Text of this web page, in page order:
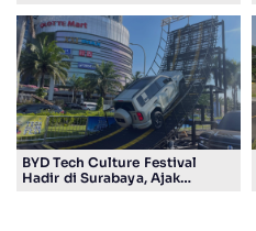
Penggemar Teknologi dan
Sepak Bola
BYD Tech Culture Festival
Hadir di Surabaya, Ajak